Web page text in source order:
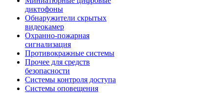
диктофоны
Обнаружители скрытых
видеокамер
Охранно-пожарная
сигнализация
Противокражные системы
Прочее для средств
безопасности
Системы контроля доступа
Системы оповещения